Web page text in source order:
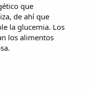
que
de ahí que
la glucemia. Los
los alimentos